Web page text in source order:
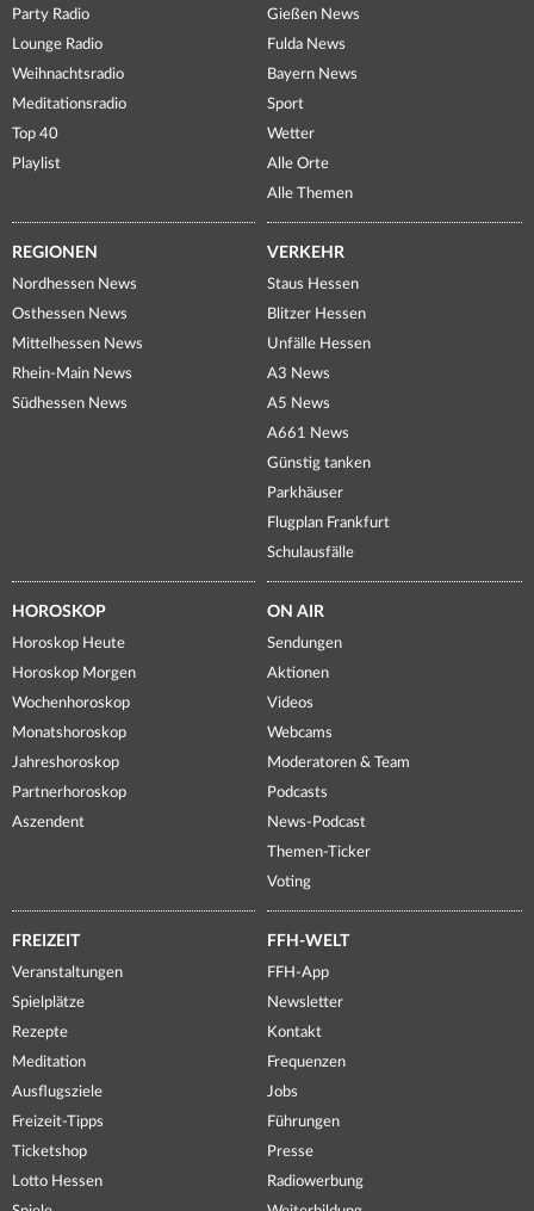
Party Radio
Lounge Radio
Weihnachtsradio
Meditationsradio
Top 40
Playlist
Gießen News
Fulda News
Bayern News
Sport
Wetter
Alle Orte
Alle Themen
REGIONEN
Nordhessen News
Osthessen News
Mittelhessen News
Rhein-Main News
Südhessen News
VERKEHR
Staus Hessen
Blitzer Hessen
Unfälle Hessen
A3 News
A5 News
A661 News
Günstig tanken
Parkhäuser
Flugplan Frankfurt
Schulausfälle
HOROSKOP
Horoskop Heute
Horoskop Morgen
Wochenhoroskop
Monatshoroskop
Jahreshoroskop
Partnerhoroskop
Aszendent
ON AIR
Sendungen
Aktionen
Videos
Webcams
Moderatoren & Team
Podcasts
News-Podcast
Themen-Ticker
Voting
FREIZEIT
Veranstaltungen
Spielplätze
Rezepte
Meditation
Ausflugsziele
Freizeit-Tipps
Ticketshop
Lotto Hessen
FFH-WELT
FFH-App
Newsletter
Kontakt
Frequenzen
Jobs
Führungen
Presse
Radiowerbung